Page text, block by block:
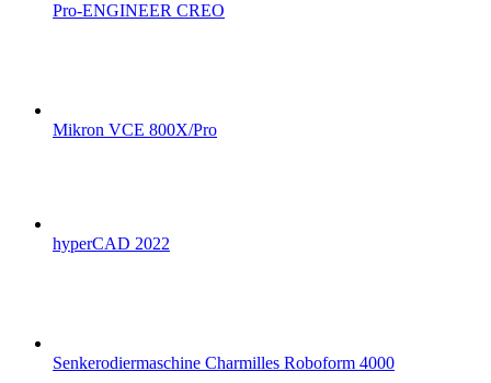
Pro-ENGINEER CREO
Mikron VCE 800X/Pro
hyperCAD 2022
Senkerodiermaschine Charmilles Roboform 4000